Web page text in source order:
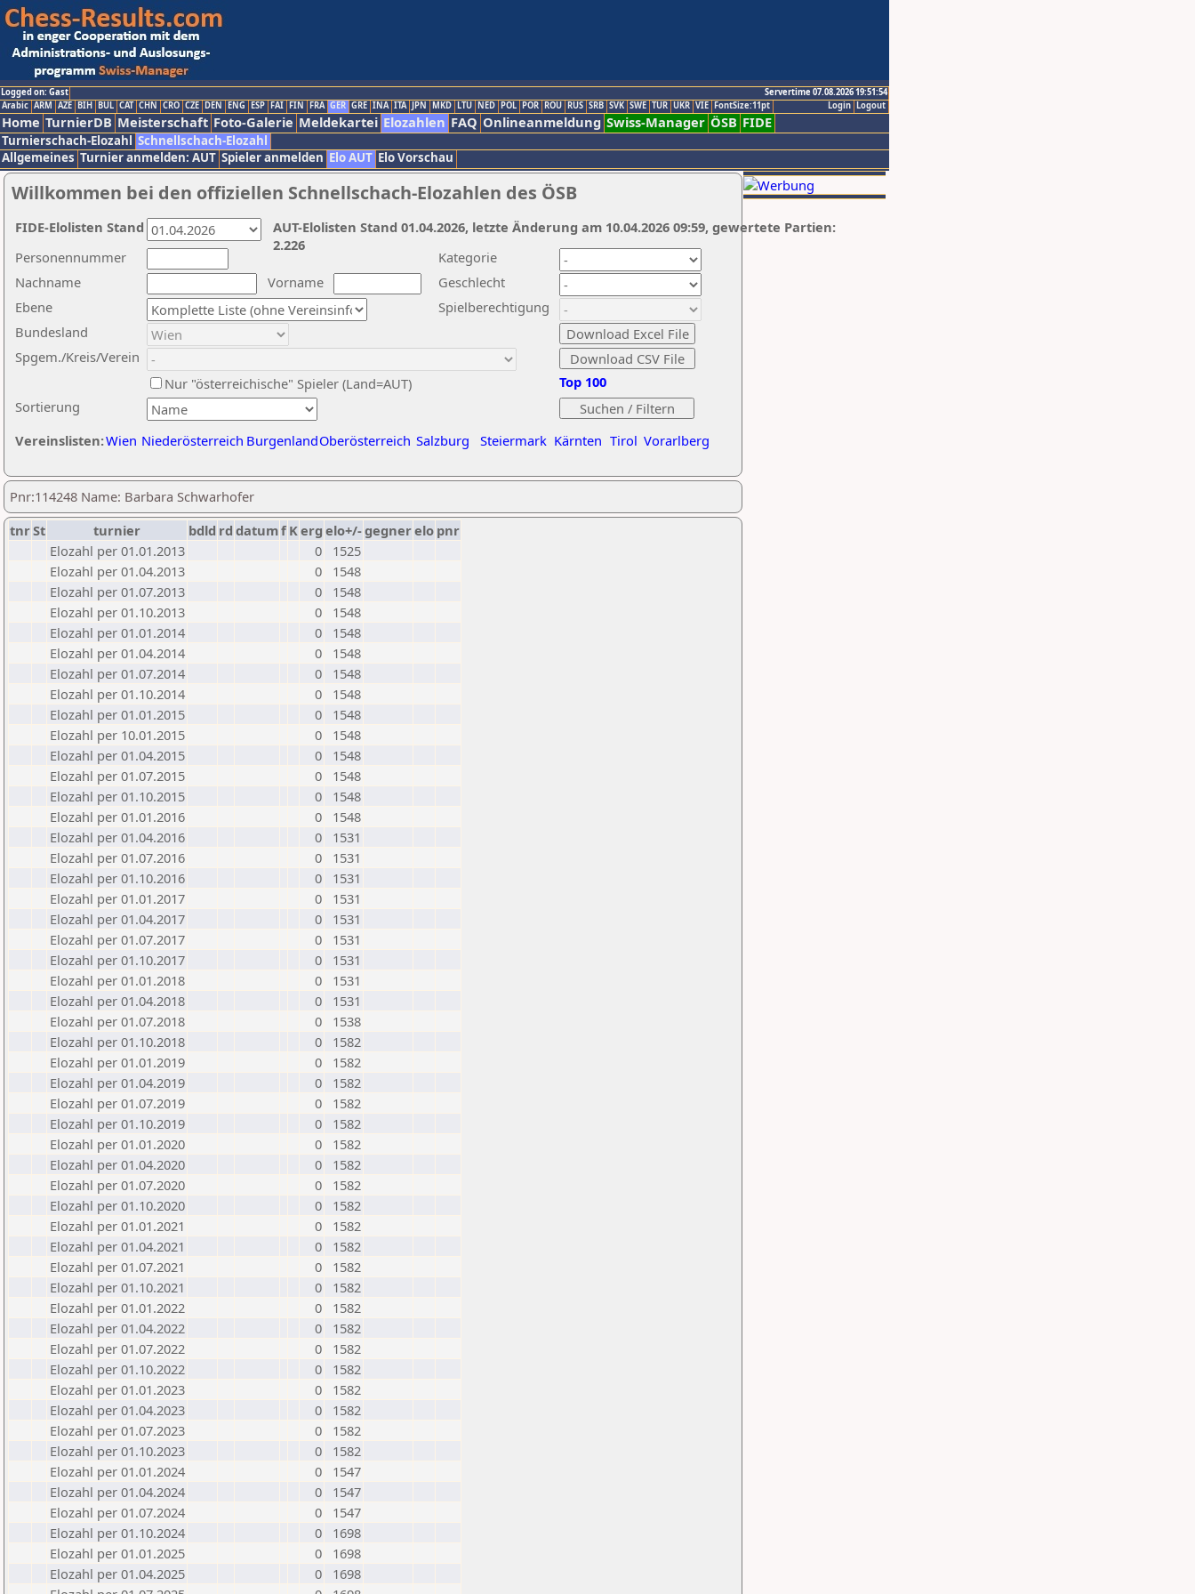
Logged on: Gast
Servertime 07.08.2026 19:51:54
Logout
Login
Arabic ARM AZE BIH BUL CAT CHN CRO CZE DEN ENG ESP FAI FIN FRA GER GRE INA ITA JPN MKD LTU NED POL POR ROU RUS SRB SVK SWE TUR UKR VIE FontSize:11pt
Home TurnierDB Meisterschaft Foto-Galerie Meldekartei Elozahlen FAQ Onlineanmeldung Swiss-Manager ÖSB FIDE
Turnierschach-Elozahl Schnellschach-Elozahl
Allgemeines Turnier anmelden: AUT Spieler anmelden Elo AUT Elo Vorschau
Willkommen bei den offiziellen Schnellschach-Elozahlen des ÖSB
Nachname
Vorname
Ebene
Kategorie
Sortierung
Personennummer
Bundesland
Spgem./Kreis/Verein
Geschlecht
Nur "österreichische" Spieler (Land=AUT)
Spielberechtigung
Vereinslisten:Wien Niederösterreich BurgenlandOberösterreich Salzburg Steiermark Kärnten Tirol Vorarlberg
Top 100
AUT-Elolisten Stand 01.04.2026, letzte Änderung am 10.04.2026 09:59, gewertete Partien:
2.226
FIDE-Elolisten Stand
Pnr:114248 Name: Barbara Schwarhofer
tnrSt turnier bdld rd datumf Kerg elo+/-gegnerelo pnr
Elozahl per 01.01.2013
0
1525
Elozahl per 01.04.2013
0
1548
Elozahl per 01.07.2013
0
1548
Elozahl per 01.10.2013
0
1548
Elozahl per 01.01.2014
0
1548
Elozahl per 01.04.2014
0
1548
Elozahl per 01.07.2014
0
1548
Elozahl per 01.10.2014
0
1548
Elozahl per 01.01.2015
0
1548
Elozahl per 10.01.2015
0
1548
Elozahl per 01.04.2015
0
1548
Elozahl per 01.07.2015
0
1548
Elozahl per 01.10.2015
0
1548
Elozahl per 01.01.2016
0
1548
Elozahl per 01.04.2016
0
1531
Elozahl per 01.07.2016
0
1531
Elozahl per 01.10.2016
0
1531
Elozahl per 01.01.2017
0
1531
Elozahl per 01.04.2017
0
1531
Elozahl per 01.07.2017
0
1531
Elozahl per 01.10.2017
0
1531
Elozahl per 01.01.2018
0
1531
Elozahl per 01.04.2018
0
1531
Elozahl per 01.07.2018
0
1538
Elozahl per 01.10.2018
0
1582
Elozahl per 01.01.2019
0
1582
Elozahl per 01.04.2019
0
1582
Elozahl per 01.07.2019
0
1582
Elozahl per 01.10.2019
0
1582
Elozahl per 01.01.2020
0
1582
Elozahl per 01.04.2020
0
1582
Elozahl per 01.07.2020
0
1582
Elozahl per 01.10.2020
0
1582
Elozahl per 01.01.2021
0
1582
Elozahl per 01.04.2021
0
1582
Elozahl per 01.07.2021
0
1582
Elozahl per 01.10.2021
0
1582
Elozahl per 01.01.2022
0
1582
Elozahl per 01.04.2022
0
1582
Elozahl per 01.07.2022
0
1582
Elozahl per 01.10.2022
0
1582
Elozahl per 01.01.2023
0
1582
Elozahl per 01.04.2023
0
1582
Elozahl per 01.07.2023
0
1582
Elozahl per 01.10.2023
0
1582
Elozahl per 01.01.2024
0
1547
Elozahl per 01.04.2024
0
1547
Elozahl per 01.07.2024
0
1547
Elozahl per 01.10.2024
0
1698
Elozahl per 01.01.2025
0
1698
Elozahl per 01.04.2025
0
1698